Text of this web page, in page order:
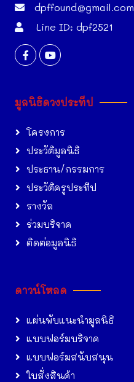
dpffound@gmail.com
Line ID: dpf2521
มูลนิธิดวงประทีป
โครงการ
ประวัติมูลนิธิ
ประธาน/กรรมการ
ประวัติครูประทีป
รางวัล
ร่วมบริจาค
ติดต่อมูลนิธิ
ดาวน์โหลด
แผ่นพับแนะนำมูลนิธิ
แบบฟอร์มบริจาค
แบบฟอร์มสนับสนุน
ใบสั่งสินค้า